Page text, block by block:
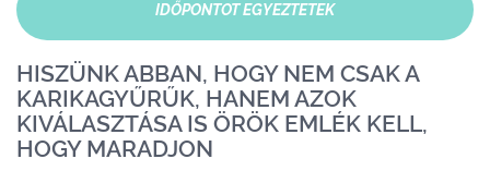
IDŐPONTOT EGYEZTETEK
HISZÜNK ABBAN, HOGY NEM CSAK A
KARIKAGYŰRŰK, HANEM AZOK
KIVÁLASZTÁSA IS ÖRÖK EMLÉK KELL,
HOGY MARADJON